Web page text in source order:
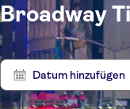
Broadway
Datum hinzufügen